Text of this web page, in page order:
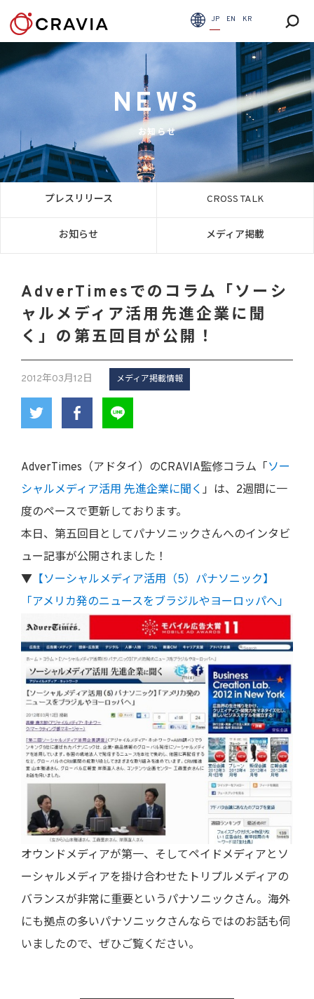
JP EN KR
NEWS
お知らせ
プレスリリース CROSS TALK
お知らせ メディア掲載
AdverTimesでのコラム「ソーシ
ャルメディア活用先進企業に聞
く」の第五回目が公開！
2012年03月12日 メディア掲載情報
AdverTimes（アドタイ）のCRAVIA監修コラム「 ソー
シャルメディア活用 先進企業に聞く 」は、2週間に一
度のペースで更新しております。
本日、第五回目としてパナソニックさんへのインタビ
ュー記事が公開されました！
▼ 【ソーシャルメディア活用（5）パナソニック】
「アメリカ発のニュースをブラジルやヨーロッパへ」
オウンドメディアが第一、そしてペイドメディアとソ
ーシャルメディアを掛け合わせたトリプルメディアの
バランスが非常に重要というパナソニックさん。海外
にも拠点の多いパナソニックさんならではのお話も伺
いましたので、ぜひご覧ください。